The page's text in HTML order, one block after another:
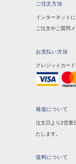
ご注文方法
インターネット
ご注文やご質問
お支払い方法
クレジットカー
発送について
注文日より2営業
たします。
送料について